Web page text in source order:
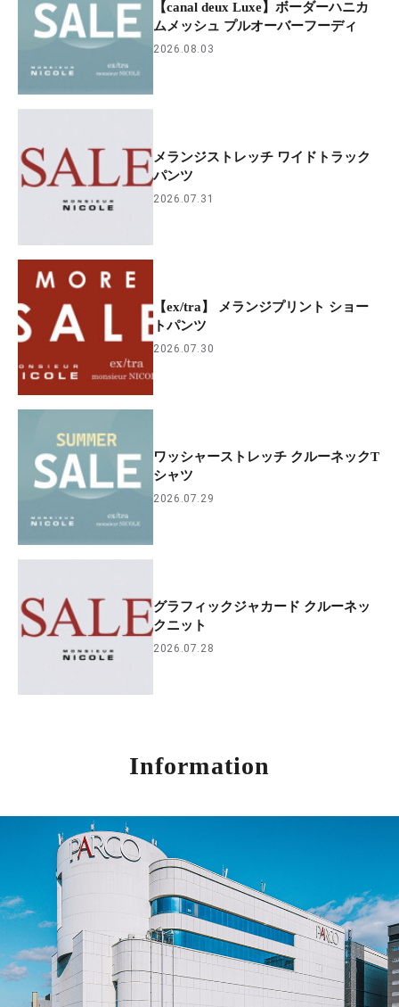
【canal deux Luxe】ボーダーハニカ
ムメッシュ プルオーバーフーディ
2026.08.03
メランジストレッチ ワイドトラック
パンツ
2026.07.31
【ex/tra】 メランジプリント ショー
トパンツ
2026.07.30
ワッシャーストレッチ クルーネックT
シャツ
2026.07.29
グラフィックジャカード クルーネッ
クニット
2026.07.28
Information